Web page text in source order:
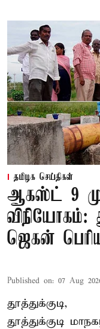
தமிழக செய்திகள்
ஆகஸ்ட் 9
விநியோகம்:
ஜெகன்
Published on: 07 Aug
தூத்துக்குடி,
தூத்துக்குடி